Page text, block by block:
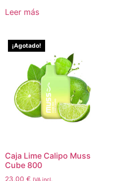
Leer más
¡Agotado!
Caja Lime Calipo Muss
Cube 800
23,00 €